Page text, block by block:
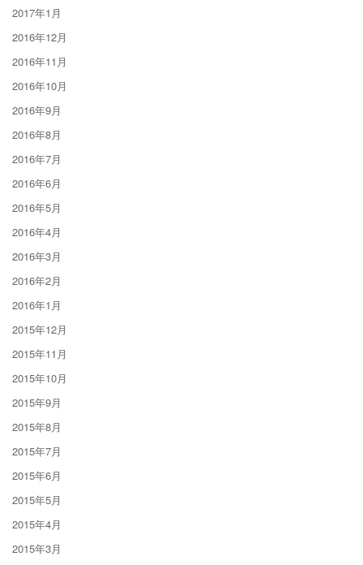
2017年1月
2016年12月
2016年11月
2016年10月
2016年9月
2016年8月
2016年7月
2016年6月
2016年5月
2016年4月
2016年3月
2016年2月
2016年1月
2015年12月
2015年11月
2015年10月
2015年9月
2015年8月
2015年7月
2015年6月
2015年5月
2015年4月
2015年3月